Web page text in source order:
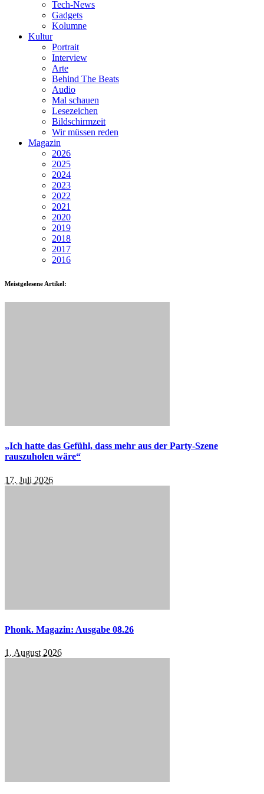
Tech-News
Gadgets
Kolumne
Kultur
Portrait
Interview
Arte
Behind The Beats
Audio
Mal schauen
Lesezeichen
Bildschirmzeit
Wir müssen reden
Magazin
2026
2025
2024
2023
2022
2021
2020
2019
2018
2017
2016
Meistgelesene Artikel:
„Ich hatte das Gefühl, dass mehr aus der Party-Szene
rauszuholen wäre“
17. Juli 2026
Phonk. Magazin: Ausgabe 08.26
1. August 2026